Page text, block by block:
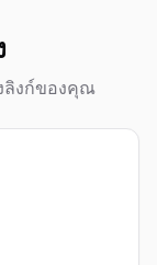
ลิงก์ของคุณ